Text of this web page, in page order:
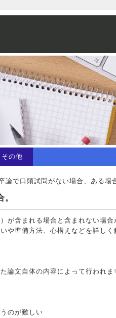
その他
論で口頭試問がない場合、ある場
が含まれる場合と含まれない場
や準備方法、心構えなどを詳しく
論文自体の内容によって行われ
のが難しい